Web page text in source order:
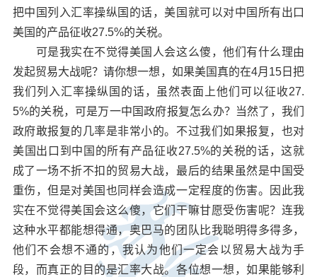
把中国列入汇率操纵国的话，美国就可以对中国所有出口
美国的产品征收27.5%的关税。
可是我实在不觉得美国人会这么傻，他们有什么理由
发起贸易大战呢？请你想一想，如果美国真的在4月15日把
我们列入汇率操纵国的话，虽然表面上他们可以征收27.
5%的关税，可是万一中国政府报复怎么办？当然了，我们
政府敢报复的几率是非常小的。不过我们如果报复，也对
美国出口到中国的所有产品征收27.5%的关税的话，这就
成了一场不折不扣的贸易大战，最后的结果虽然是中国受
重伤，但是对美国也同样会造成一定程度的伤害。因此我
实在不觉得美国会这么傻，它们干嘛甘愿受伤害呢？连我
这种水平都能想得通，奥巴马的团队比我聪明得多得多，
他们不会想不通的，我认为他们一定会以贸易大战为手
段，而真正的目的是汇率大战。各位想一想，如果能够利